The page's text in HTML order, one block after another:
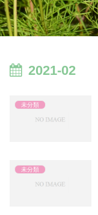
2021-02
未分類
未分類